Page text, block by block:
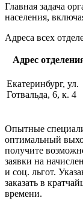
Главная задача
населения,
Адреса всех
Адрес
Екатеринбург, ул.
Готвальда, 6, к. 4
Опытные
оптимальный
получите
заявки на
и соц. льгот.
заказать в
времени.